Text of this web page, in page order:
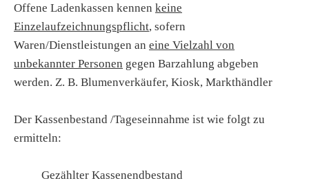
Offene Ladenkassen kennen keine
Einzelaufzeichnungspflicht, sofern
Waren/Dienstleistungen an eine Vielzahl von
unbekannter Personen gegen Barzahlung abgeben
werden. Z. B. Blumenverkäufer, Kiosk, Markthändler
Der Kassenbestand /Tageseinnahme ist wie folgt zu
ermitteln:
Gezählter Kassenendbestand